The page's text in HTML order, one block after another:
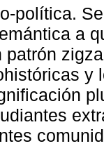
política.
a
patrón
y